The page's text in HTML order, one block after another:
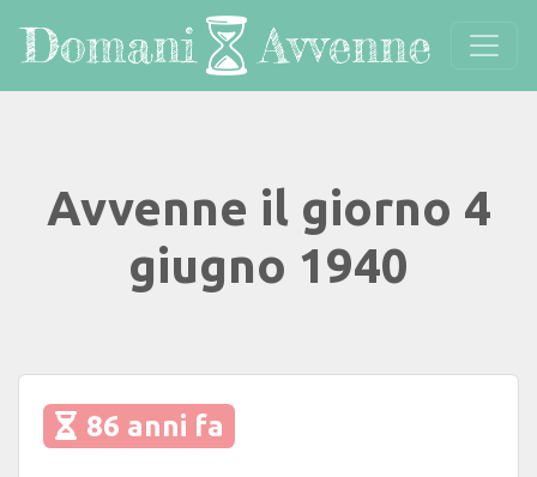
Avvenne il giorno 4
giugno 1940
86 anni fa